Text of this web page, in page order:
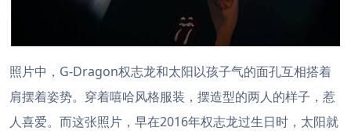
照片中，G-Dragon权志龙和太阳以孩子气的面孔互相搭着
肩摆着姿势。穿着嘻哈风格服装，摆造型的两人的样子，惹
人喜爱。而这张照片，早在2016年权志龙过生日时，太阳就